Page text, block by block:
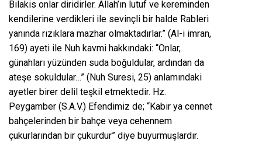
Bilakis onlar diridirler. Allah’ın lutuf ve kereminden
kendilerine verdikleri ile sevinçli bir halde Rableri
yanında rızıklara mazhar olmaktadırlar.” (Al-i imran,
169) ayeti ile Nuh kavmi hakkındaki: “Onlar,
günahları yüzünden suda boğuldular, ardından da
ateşe sokuldular…” (Nuh Suresi, 25) anlamındaki
ayetler birer delil teşkil etmektedir. Hz.
Peygamber (S.A.V.) Efendimiz de; “Kabir ya cennet
bahçelerinden bir bahçe veya cehennem
çukurlarından bir çukurdur” diye buyurmuşlardır.